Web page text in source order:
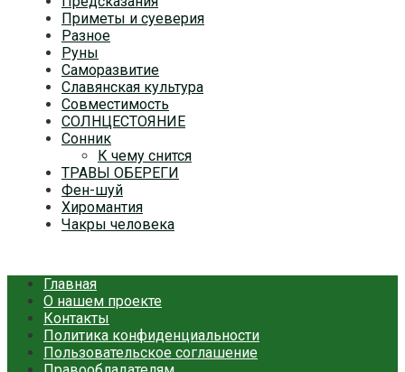
Приметы и суеверия
Разное
Руны
Саморазвитие
Славянская культура
Совместимость
СОЛНЦЕСТОЯНИЕ
Сонник
К чему снится
ТРАВЫ ОБЕРЕГИ
Фен-шуй
Хиромантия
Чакры человека
Главная
О нашем проекте
Контакты
Политика конфиденциальности
Пользовательское соглашение